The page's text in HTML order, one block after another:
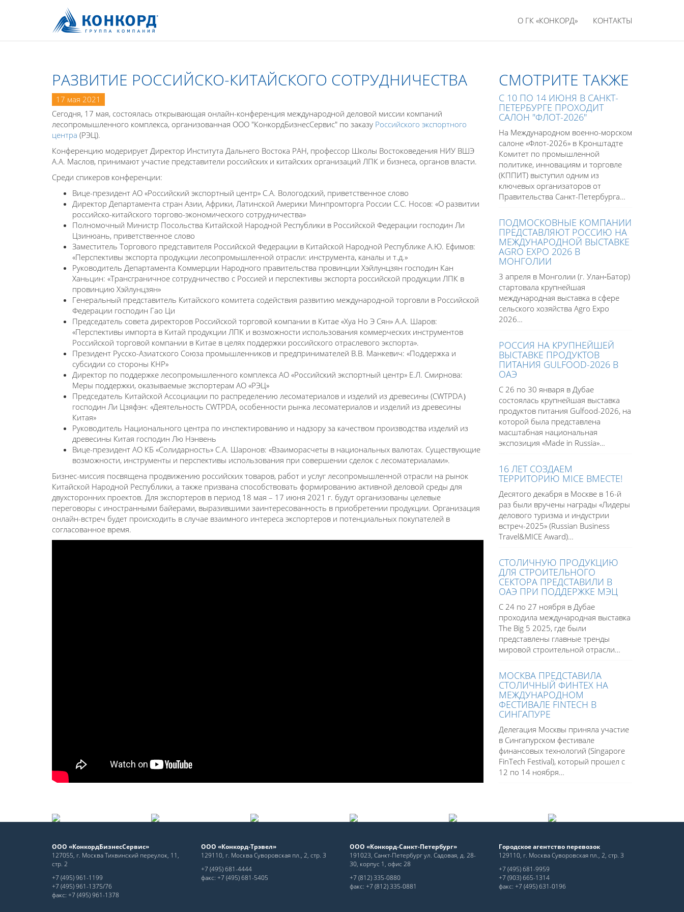
О ГК «КОНКОРД» КОНТАКТЫ
РАЗВИТИЕ РОССИЙСКО-КИТАЙСКОГО СОТРУДНИЧЕСТВА
17 мая 2021
Сегодня, 17 мая, состоялась открывающая онлайн-конференция международной деловой миссии компаний
лесопромышленного комплекса, организованная ООО "КонкордБизнесСервис" по заказу Российского экспортного
центра (РЭЦ).
Конференцию модерирует Директор Института Дальнего Востока РАН, профессор Школы Востоковедения НИУ ВШЭ
А.А. Маслов, принимают участие представители российских и китайских организаций ЛПК и бизнеса, органов власти.
Среди спикеров конференции:
Вице-президент АО «Российский экспортный центр» С.А. Вологодский, приветственное слово
Директор Департамента стран Азии, Африки, Латинской Америки Минпромторга России С.С. Носов: «О развитии
российско-китайского торгово-экономического сотрудничества»
Полномочный Министр Посольства Китайской Народной Республики в Российской Федерации господин Ли
Цзинюань, приветственное слово
Заместитель Торгового представителя Российской Федерации в Китайской Народной Республике А.Ю. Ефимов:
«Перспективы экспорта продукции лесопромышленной отрасли: инструмента, каналы и т.д.»
Руководитель Департамента Коммерции Народного правительства провинции Хэйлунцзян господин Кан
Ханьцин: «Трансграничное сотрудничество с Россией и перспективы экспорта российской продукции ЛПК в
провинцию Хэйлунцзян»
Генеральный представитель Китайского комитета содействия развитию международной торговли в Российской
Федерации господин Гао Ци
Председатель совета директоров Российской торговой компании в Китае «Хуа Но Э Сян» А.А. Шаров:
«Перспективы импорта в Китай продукции ЛПК и возможности использования коммерческих инструментов
Российской торговой компании в Китае в целях поддержки российского отраслевого экспорта».
Президент Русско-Азиатского Союза промышленников и предпринимателей В.В. Манкевич: «Поддержка и
субсидии со стороны КНР»
Директор по поддержке лесопромышленного комплекса АО «Российский экспортный центр» Е.Л. Смирнова:
Меры поддержки, оказываемые экспортерам АО «РЭЦ»
Председатель Китайской Ассоциации по распределению лесоматериалов и изделий из древесины (СWTPDA）
господин Ли Цзяфэн: «Деятельность СWTPDA, особенности рынка лесоматериалов и изделий из древесины
Китая»
Руководитель Национального центра по инспектированию и надзору за качеством производства изделий из
древесины Китая господин Лю Нэнвень
Вице-президент АО КБ «Солидарность» С.А. Шаронов: «Взаиморасчеты в национальных валютах. Существующие
возможности, инструменты и перспективы использования при совершении сделок с лесоматериалами».
Бизнес-миссия посвящена продвижению российских товаров, работ и услуг лесопромышленной отрасли на рынок
Китайской Народной Республики, а также призвана способствовать формированию активной деловой среды для
двухсторонних проектов. Для экспортеров в период 18 мая – 17 июня 2021 г. будут организованы целевые
переговоры с иностранными байерами, выразившими заинтересованность в приобретении продукции. Организация
онлайн-встреч будет происходить в случае взаимного интереса экспортеров и потенциальных покупателей в
согласованное время.
СМОТРИТЕ ТАКЖЕ
С 10 ПО 14 ИЮНЯ В САНКТ-
ПЕТЕРБУРГЕ ПРОХОДИТ
САЛОН "ФЛОТ-2026"
На Международном военно-морском
салоне «Флот-2026» в Кронштадте
Комитет по промышленной
политике, инновациям и торговле
(КППИТ) выступил одним из
ключевых организаторов от
Правительства Санкт-Петербурга…
ПОДМОСКОВНЫЕ КОМПАНИИ
ПРЕДСТАВЛЯЮТ РОССИЮ НА
МЕЖДУНАРОДНОЙ ВЫСТАВКЕ
AGRO EXPO 2026 В
МОНГОЛИИ
3 апреля в Монголии (г. Улан‑Батор)
стартовала крупнейшая
международная выставка в сфере
сельского хозяйства Agro Expo
2026…
РОССИЯ НА КРУПНЕЙШЕЙ
ВЫСТАВКЕ ПРОДУКТОВ
ПИТАНИЯ GULFOOD-2026 В
ОАЭ
С 26 по 30 января в Дубае
состоялась крупнейшая выставка
продуктов питания Gulfood-2026, на
которой была представлена
масштабная национальная
экспозиция «Made in Russia»…
16 ЛЕТ СОЗДАЕМ
ТЕРРИТОРИЮ MICE ВМЕСТЕ!
Десятого декабря в Москве в 16-й
раз были вручены награды «Лидеры
делового туризма и индустрии
встреч-2025» (Russian Business
Travel&MICE Award)…
СТОЛИЧНУЮ ПРОДУКЦИЮ
ДЛЯ СТРОИТЕЛЬНОГО
СЕКТОРА ПРЕДСТАВИЛИ В
ОАЭ ПРИ ПОДДЕРЖКЕ МЭЦ
С 24 по 27 ноября в Дубае
проходила международная выставка
The Big 5 2025, где были
представлены главные тренды
мировой строительной отрасли…
МОСКВА ПРЕДСТАВИЛА
СТОЛИЧНЫЙ ФИНТЕХ НА
МЕЖДУНАРОДНОМ
ФЕСТИВАЛЕ FINTECH В
СИНГАПУРЕ
Делегация Москвы приняла участие
в Сингапурском фестивале
финансовых технологий (Singapore
FinTech Festival), который прошел с
12 по 14 ноября…
ООО «КонкордБизнесСервис»
127055, г. Москва Тихвинский переулок, 11,
стр. 2
+7 (495) 961-1199
+7 (495) 961-1375/76
факс: +7 (495) 961-1378
ООО «Конкорд-Трэвел»
129110, г. Москва Суворовская пл., 2, стр. 3
+7 (495) 681-4444
факс: +7 (495) 681-5405
ООО «Конкорд-Санкт-Петербург»
191023, Санкт-Петербург ул. Садовая, д. 28-
30, корпус 1, офис 28
+7 (812) 335-0880
факс: +7 (812) 335-0881
Городское агентство перевозок
129110, г. Москва Суворовская пл., 2, стр. 3
+7 (495) 681-9959
+7 (903) 665-1314
факс: +7 (495) 631-0196